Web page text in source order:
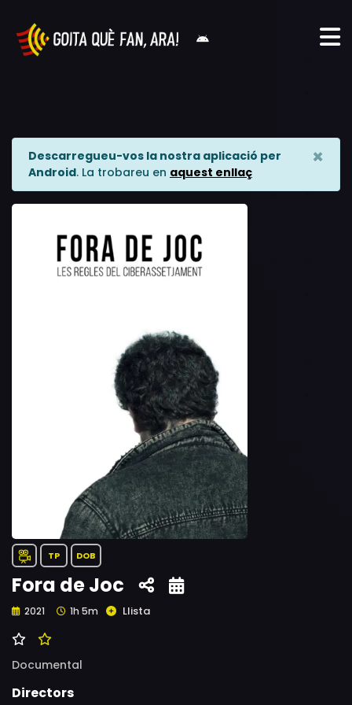
Descarregueu-vos la nostra aplicació per
Android. La trobareu en aquest enllaç
×
TP DOB
Fora de Joc
2021 1h 5m Llista
Documental
Directors